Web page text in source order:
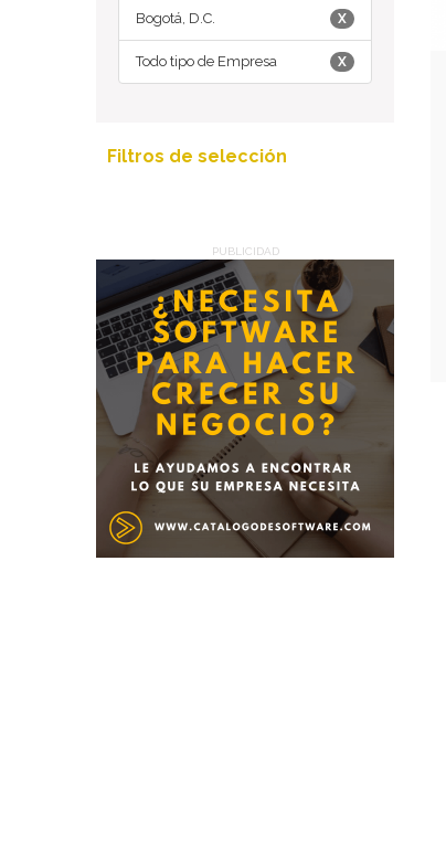
X
Bogotá, D.C.
X
Todo tipo de Empresa
Filtros de selección
PUBLICIDAD